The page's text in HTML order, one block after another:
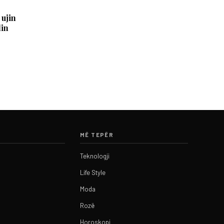
MË TEPËR
Teknologji
Life Style
Moda
Rozë
Horoskopi